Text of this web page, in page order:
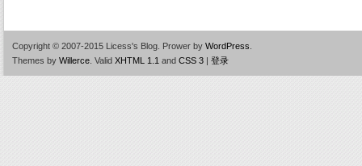
Copyright © 2007-2015 Licess's Blog. Prower by WordPress
Themes by Willerce Valid XHTML 1.1 and CSS 3 | 登录